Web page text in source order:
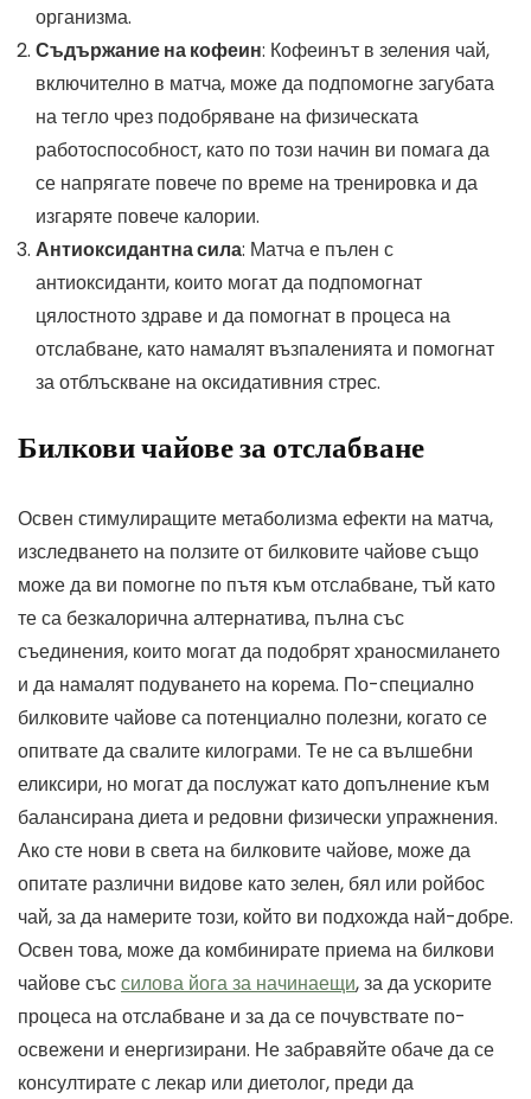
организма.
Съдържание на кофеин: Кофеинът в зеления чай,
включително в матча, може да подпомогне загубата
на тегло чрез подобряване на физическата
работоспособност, като по този начин ви помага да
се напрягате повече по време на тренировка и да
изгаряте повече калории.
Антиоксидантна сила: Матча е пълен с
антиоксиданти, които могат да подпомогнат
цялостното здраве и да помогнат в процеса на
отслабване, като намалят възпаленията и помогнат
за отблъскване на оксидативния стрес.
Билкови чайове за отслабване
Освен стимулиращите метаболизма ефекти на матча,
изследването на ползите от билковите чайове също
може да ви помогне по пътя към отслабване, тъй като
те са безкалорична алтернатива, пълна със
съединения, които могат да подобрят храносмилането
и да намалят подуването на корема. По-специално
билковите чайове са потенциално полезни, когато се
опитвате да свалите килограми. Те не са вълшебни
еликсири, но могат да послужат като допълнение към
балансирана диета и редовни физически упражнения.
Ако сте нови в света на билковите чайове, може да
опитате различни видове като зелен, бял или ройбос
чай, за да намерите този, който ви подхожда най-добре.
Освен това, може да комбинирате приема на билкови
чайове съссилова йога за начинаещи, за да ускорите
процеса на отслабване и за да се почувствате по-
освежени и енергизирани. Не забравяйте обаче да се
консултирате с лекар или диетолог, преди да